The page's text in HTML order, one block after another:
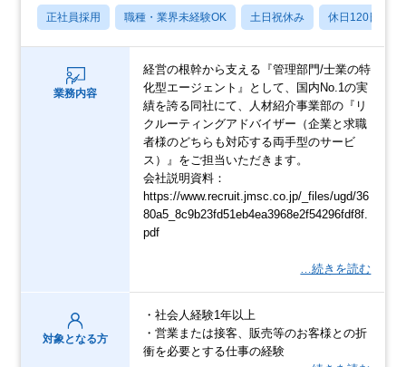
正社員採用 職種・業界未経験OK 土日祝休み 休日120日以上
業務内容
経営の根幹から支える『管理部門/士業の特
化型エージェント』として、国内No.1の実
績を誇る同社にて、人材紹介事業部の『リ
クルーティングアドバイザー（企業と求職
者様のどちらも対応する両手型のサービ
ス）』をご担当いただきます。
会社説明資料：
https://www.recruit.jmsc.co.jp/_files/ugd/36
80a5_8c9b23fd51eb4ea3968e2f54296fdf8f.
pdf
…続きを読む
対象となる方
・社会人経験1年以上
・営業または接客、販売等のお客様との折
衝を必要とする仕事の経験